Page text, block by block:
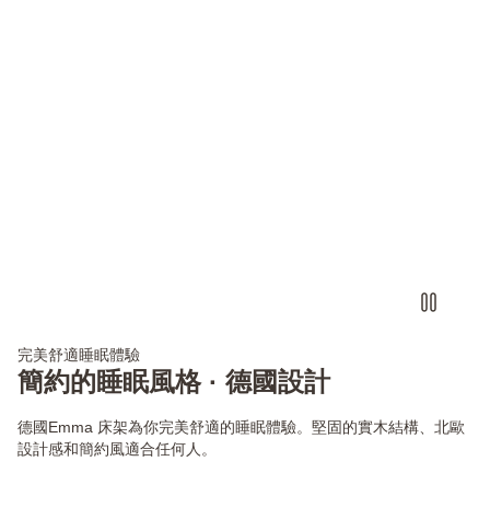
完美舒適睡眠體驗
簡約的睡眠風格 · 德國設計
德國Emma 床架為你完美舒適的睡眠體驗。堅固的實木結構、北歐
設計感和簡約風適合任何人。